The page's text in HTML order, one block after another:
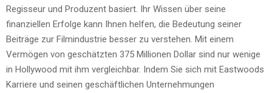
Regisseur und Produzent basiert. Ihr Wissen über seine
finanziellen Erfolge kann Ihnen helfen, die Bedeutung seiner
Beiträge zur Filmindustrie besser zu verstehen. Mit einem
Vermögen von geschätzten 375 Millionen Dollar sind nur wenige
in Hollywood mit ihm vergleichbar. Indem Sie sich mit Eastwoods
Karriere und seinen geschäftlichen Unternehmungen